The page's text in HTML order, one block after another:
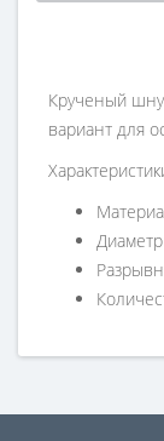
Крученый
вариант для